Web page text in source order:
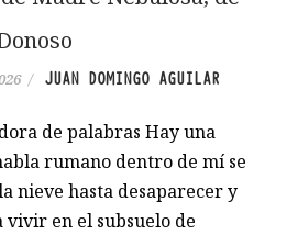
/ JUAN DOMINGO AGUILAR
de palabras Hay una
rumano dentro de mí se
nieve hasta desaparecer y
vivir en el subsuelo de